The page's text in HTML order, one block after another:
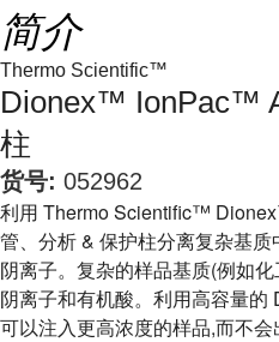
简介
Thermo Scientific™
Dionex™ IonPac™
柱
货号: 052962
利用 Thermo Scientific™
管、分析 & 保护柱分离复杂基
阴离子。复杂的样品基质(例如
阴离子和有机酸。利用高容量
可以注入更高浓度的样品,而不会